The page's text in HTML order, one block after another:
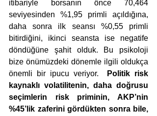
itibariyle borsanın önce 70,464
seviyesinden %1,95 primli açıldığına,
daha sonra ilk seansı %0,55 primli
bitirdiğini, ikinci seansta ise negatife
döndüğüne şahit olduk. Bu psikoloji
bize önümüzdeki dönemle ilgili oldukça
önemli bir ipucu veriyor.
Politik risk
kaynaklı volatilitenin, daha doğrusu
seçimlerin risk priminin, AKP’nin
%45’lik zaferini gördükten sonra bile,